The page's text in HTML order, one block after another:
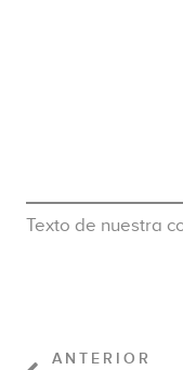
Texto de nuestra
ANTERIOR